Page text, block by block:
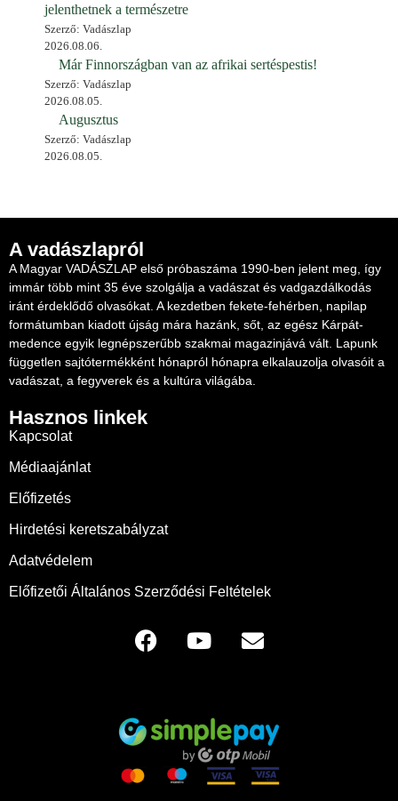
jelenthetnek a természetre
Szerző: Vadászlap
2026.08.06.
Már Finnországban van az afrikai sertéspestis!
Szerző: Vadászlap
2026.08.05.
Augusztus
Szerző: Vadászlap
2026.08.05.
A vadászlapról
A Magyar VADÁSZLAP első próbaszáma 1990-ben jelent meg, így
immár több mint 35 éve szolgálja a vadászat és vadgazdálkodás
iránt érdeklődő olvasókat. A kezdetben fekete-fehérben, napilap
formátumban kiadott újság mára hazánk, sőt, az egész Kárpát-
medence egyik legnépszerűbb szakmai magazinjává vált. Lapunk
független sajtótermékként hónapról hónapra elkalauzolja olvasóit a
vadászat, a fegyverek és a kultúra világába.
Hasznos linkek
Kapcsolat
Médiaajánlat
Előfizetés
Hirdetési keretszabályzat
Adatvédelem
Előfizetői Általános Szerződési Feltételek